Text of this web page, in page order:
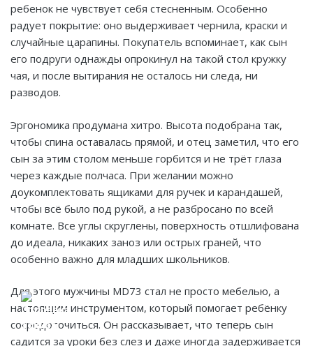
ребенок не чувствует себя стесненным. Особенно
радует покрытие: оно выдерживает чернила, краски и
случайные царапины. Покупатель вспоминает, как сын
его подруги однажды опрокинул на такой стол кружку
чая, и после вытирания не осталось ни следа, ни
разводов.
Эргономика продумана хитро. Высота подобрана так,
чтобы спина оставалась прямой, и отец заметил, что его
сын за этим столом меньше горбится и не трёт глаза
через каждые полчаса. При желании можно
доукомплектовать ящиками для ручек и карандашей,
чтобы всё было под рукой, а не разбросано по всей
комнате. Все углы скруглены, поверхность отшлифована
до идеала, никаких заноз или острых граней, что
особенно важно для младших школьников.
Для этого мужчины MD73 стал не просто мебелью, а
настоящим инструментом, который помогает ребёнку
сосредоточиться. Он рассказывает, что теперь сын
садится за уроки без слез и даже иногда задерживается